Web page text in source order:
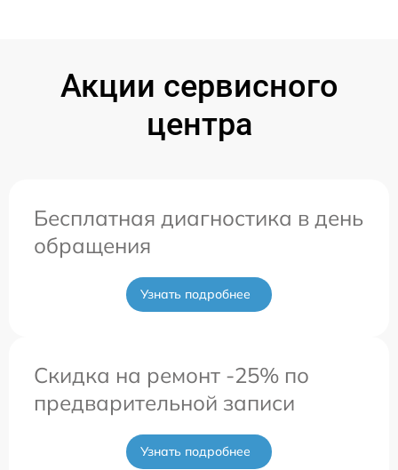
Акции сервисного
центра
Бесплатная диагностика в день
обращения
Узнать подробнее
Скидка на ремонт -25% по
предварительной записи
Узнать подробнее